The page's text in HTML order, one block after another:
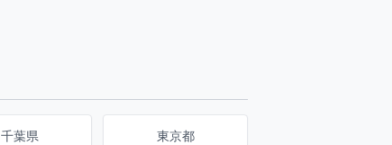
千葉県 東京都